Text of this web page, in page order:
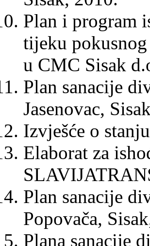
Plan i program
tijeku
u CMC Sisak
Plan sanacije
Jasenovac,
Izvješće o
Elaborat za
Plan sanacije
Popovača,
Plana sanacije